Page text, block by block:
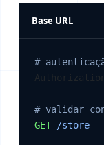
Base URL
#
# validar
GET
/store